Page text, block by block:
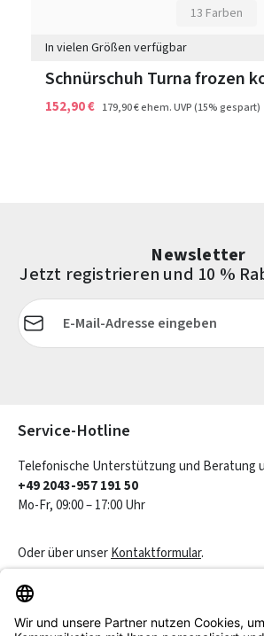
13 Farben
In vielen Größen verfügbar
Schnürschuh Turna frozen
152,90 € 179,90 €ehem. UVP(15% gespart)
Newsletter
Jetzt registrieren und 10 %
E-Mail-Adresse*
Service-Hotline
Telefonische Unterstützung und Beratung
+49 2043-957 191 50
Mo-Fr, 09:00 – 17:00 Uhr
Oder über unserKontaktformular.